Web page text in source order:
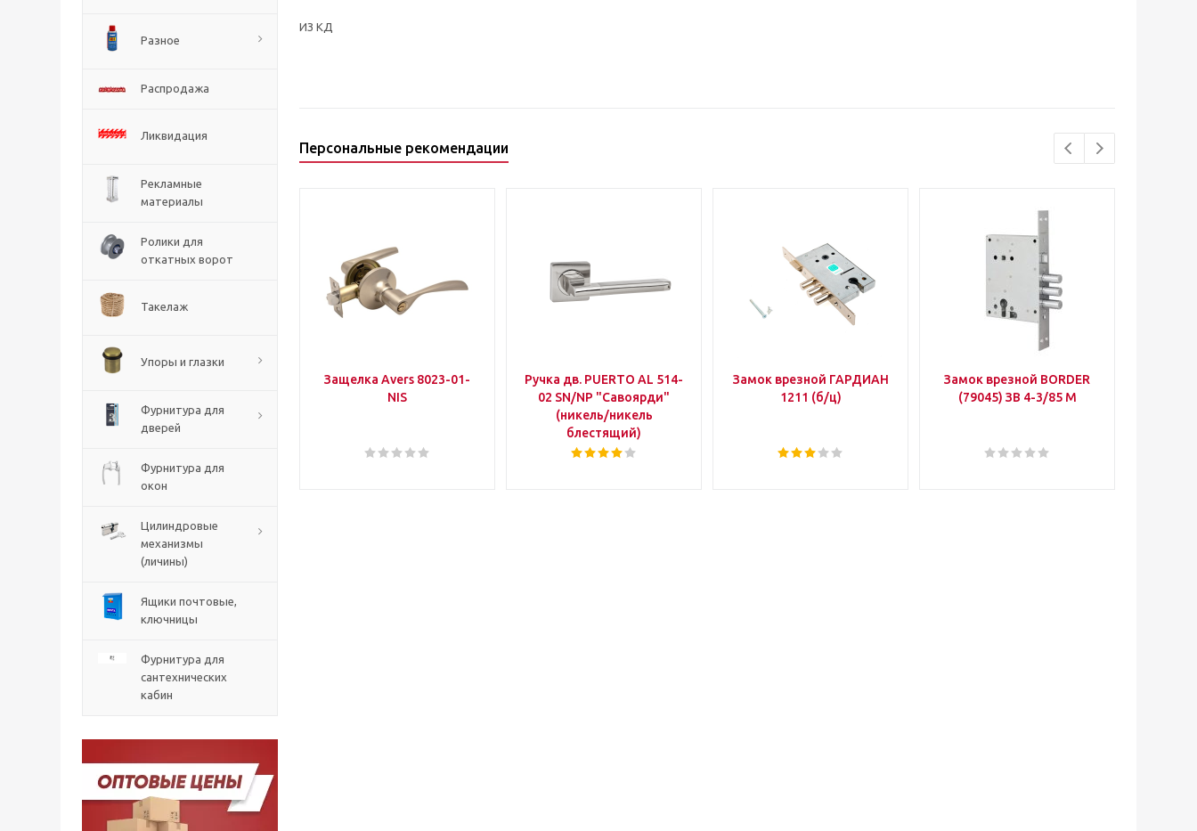
Разное
Распродажа
Ликвидация
Рекламные
материалы
Ролики для
откатных ворот
Такелаж
Упоры и глазки
Фурнитура для
дверей
Фурнитура для
окон
Цилиндровые
механизмы
(личины)
Ящики почтовые,
ключницы
Фурнитура для
сантехнических
кабин
ИЗ КД
Персональные рекомендации
Защелка Avers 8023-01-
NIS
Ручка дв. PUERTO AL 514-
02 SN/NP "Савоярди"
(никель/никель
блестящий)
Замок врезной ГАРДИАН
1211 (б/ц)
Замок врезной BORDER
(79045) ЗВ 4-3/85 М